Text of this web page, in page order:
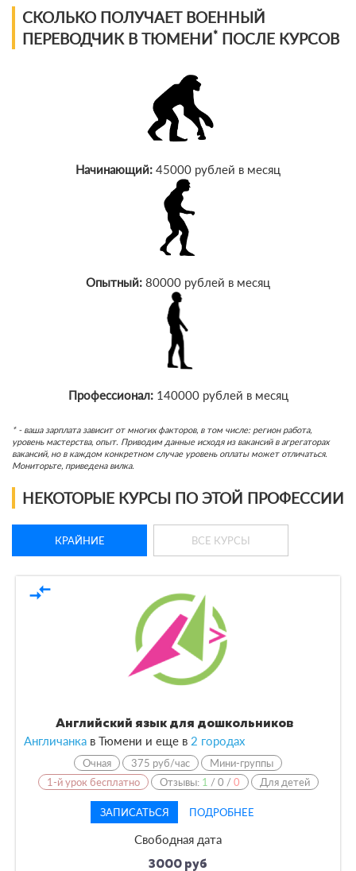
СКОЛЬКО ПОЛУЧАЕТ ВОЕННЫЙ
ПЕРЕВОДЧИК В ТЮМЕНИ* ПОСЛЕ КУРСОВ
Начинающий: 45000 рублей в месяц
Опытный: 80000 рублей в месяц
Профессионал:140000 рублей в месяц
* - ваша зарплата зависит от многих факторов, в том числе: регион работа,
уровень мастерства, опыт. Приводим данные исходя из вакансий в агрегаторах
вакансий, но в каждом конкретном случае уровень оплаты может отличаться.
Мониторьте, приведена вилка.
НЕКОТОРЫЕ КУРСЫ ПО ЭТОЙ ПРОФЕССИИ
КРАЙНИЕ ВСЕ КУРСЫ
compare_arrows
Английский язык для дошкольников
Англичанка в Тюмени и еще в 2 городах
Очная 375 руб/час
Мини-группы
1-й урок бесплатно
Отзывы: 1 /0 /0 Для детей
ЗАПИСАТЬСЯ ПОДРОБНЕЕ
Свободная дата
3000 руб